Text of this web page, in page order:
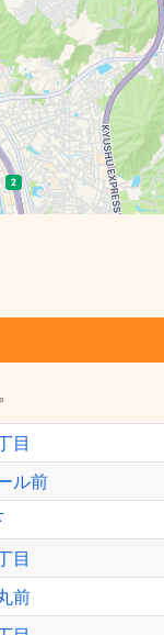
目
ル前
目
前